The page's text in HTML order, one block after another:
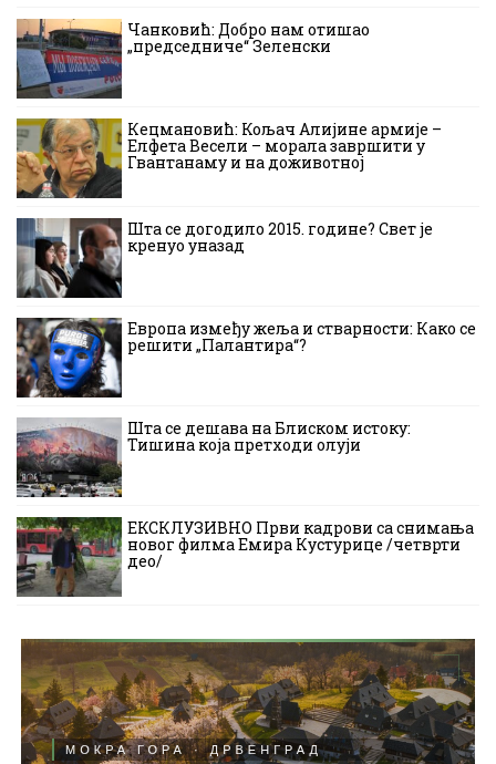
Чанковић: Добро нам отишао
„председниче“ Зеленски
Кецмановић: Кољач Алијине армије –
Елфета Весели – морала завршити у
Гвантанаму и на доживотној
Шта се догодило 2015. године? Свет је
кренуо уназад
Европа између жеља и стварности: Како се
решити „Палантира“?
Шта се дешава на Блиском истоку:
Тишина која претходи олуји
ЕКСКЛУЗИВНО Први кадрови са снимања
новог филма Емира Кустурице /четврти
део/